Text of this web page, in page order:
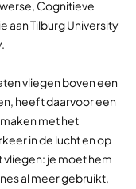
Cognitieve
aan Tilburg University
vliegen boven een
heeft daarvoor een
met het
in de lucht en op
vliegen: je moet hem
al meer gebruikt,